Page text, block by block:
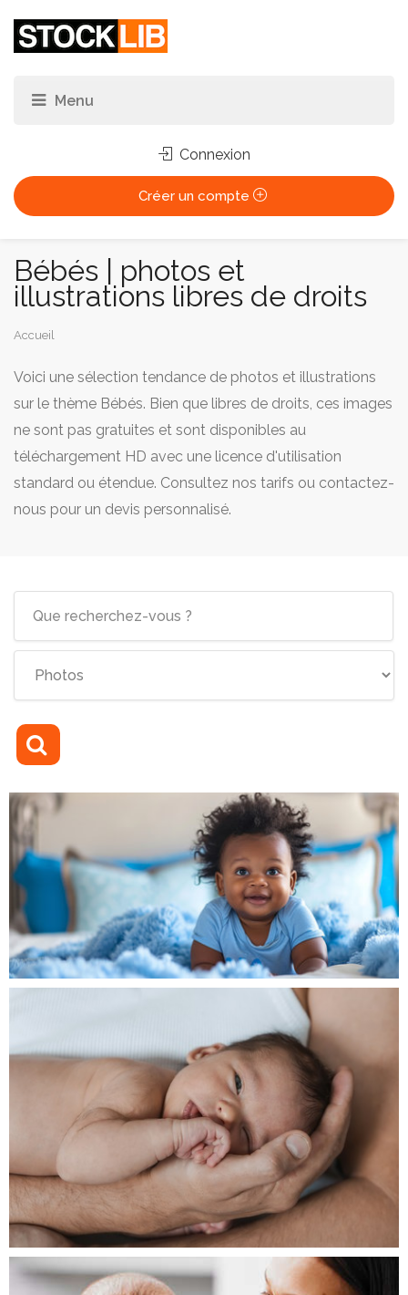
Connexion
Créer un compte
Bébés | photos et
illustrations libres de droits
Vous
ici :
Accueil
Voici une sélection tendance de photos et illustrations
sur le thème Bébés. Bien que libres de droits, ces images
ne sont pas gratuites et sont disponibles au
téléchargement HD avec une licence d'utilisation
standard ou étendue. Consultez nos tarifs ou contactez-
nous pour un devis personnalisé.